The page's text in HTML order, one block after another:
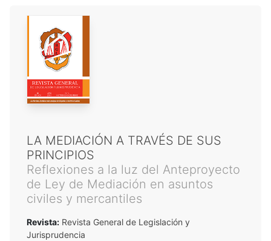
LA MEDIACIÓN A TRAVÉS DE SUS
PRINCIPIOS
Reflexiones a la luz del Anteproyecto
de Ley de Mediación en asuntos
civiles y mercantiles
Revista: Revista General de Legislación y
Jurisprudencia